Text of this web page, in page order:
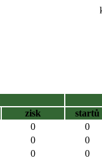
zisk
startů
0
0
0
0
0
0